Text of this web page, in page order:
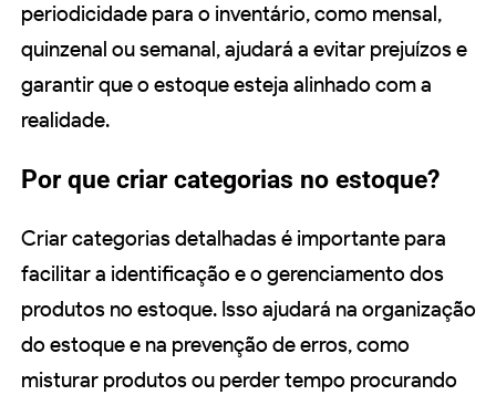
periodicidade para o inventário, como mensal,
quinzenal ou semanal, ajudará a evitar prejuízos e
garantir que o estoque esteja alinhado com a
realidade.
Por que criar categorias no estoque?
Criar categorias detalhadas é importante para
facilitar a identificação e o gerenciamento dos
produtos no estoque. Isso ajudará na organização
do estoque e na prevenção de erros, como
misturar produtos ou perder tempo procurando